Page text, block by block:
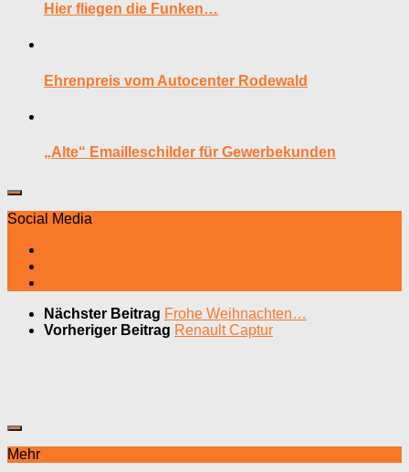
Hier fliegen die Funken…
Ehrenpreis vom Autocenter Rodewald
„Alte“ Emailleschilder für Gewerbekunden
Social Media
Nächster Beitrag Frohe Weihnachten…
Vorheriger Beitrag Renault Captur
Mehr